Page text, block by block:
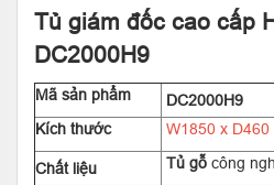
Tủ giám đốc cao cấp
DC2000H9
Mã sản phẩm
DC2000H9
Kích thước
W1850 x
Chất liệu Tủ gỗ công